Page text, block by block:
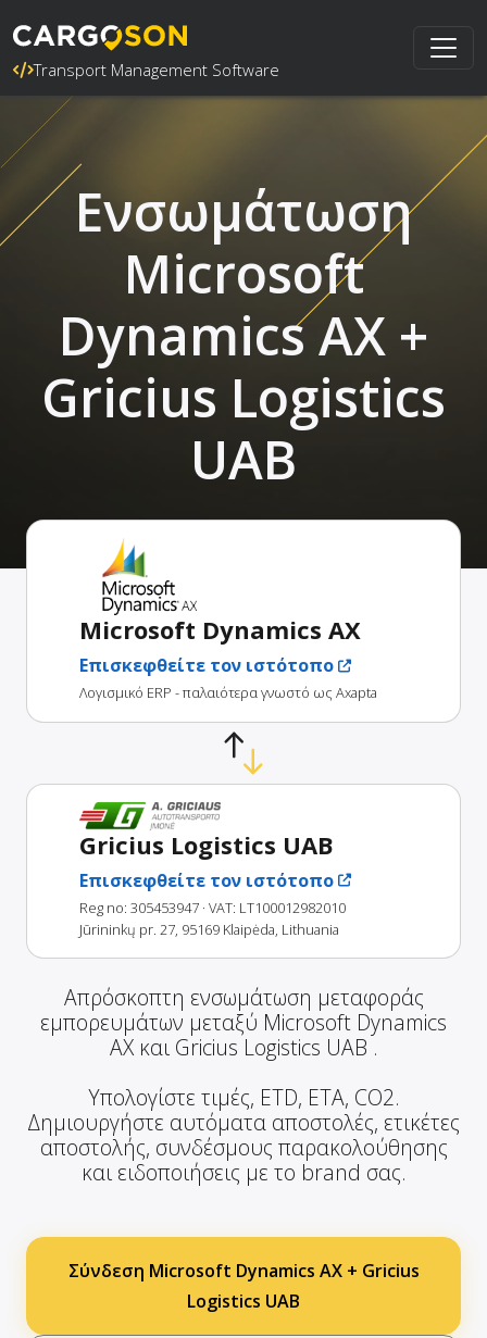
Transport Management Software
Ενσωμάτωση
Microsoft
Dynamics AX +
Gricius Logistics
UAB
Microsoft Dynamics AX
Επισκεφθείτε τον ιστότοπο
Λογισμικό ERP - παλαιότερα γνωστό ως Axapta
Gricius Logistics UAB
Επισκεφθείτε τον ιστότοπο
Reg no: 305453947 · VAT: LT100012982010
Jūrininkų pr. 27, 95169 Klaipėda, Lithuania
Απρόσκοπτη ενσωμάτωση μεταφοράς
εμπορευμάτων μεταξύ Microsoft Dynamics
AX και Gricius Logistics UAB .
Υπολογίστε τιμές, ETD, ETA, CO2.
Δημιουργήστε αυτόματα αποστολές, ετικέτες
αποστολής, συνδέσμους παρακολούθησης
και ειδοποιήσεις με το brand σας.
Σύνδεση Microsoft Dynamics AX + Gricius
Logistics UAB